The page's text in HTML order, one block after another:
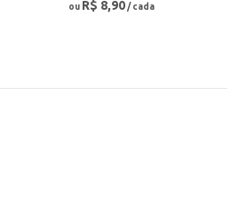
ou R$ 8,90/ cada